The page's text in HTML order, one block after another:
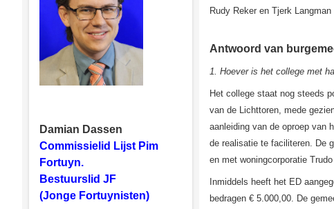
Damian Dassen
Commissielid Lijst Pim
Fortuyn.
Bestuurslid JF
(Jonge Fortuynisten)
Rudy Reker en Tjerk Langman
Antwoord van
1. Hoever is het college met
Het college staat nog steeds
van de Lichttoren, mede
aanleiding van de oproep van
de realisatie te faciliteren. De
en met woningcorporatie
Inmiddels heeft het ED
bedragen € 5.000,00. De